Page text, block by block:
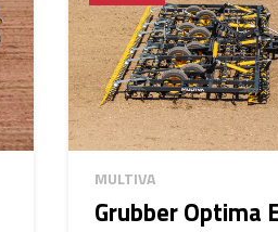
MULTIVA
Grubber Optima